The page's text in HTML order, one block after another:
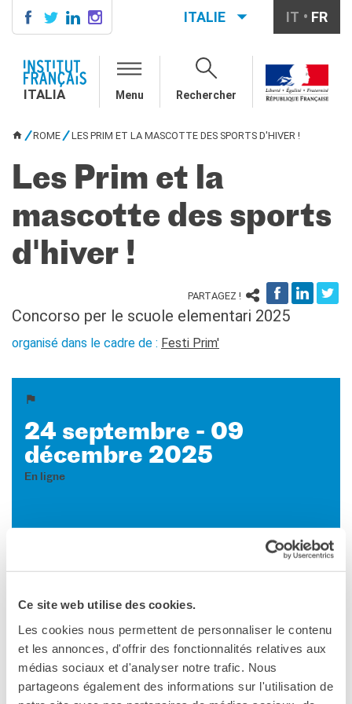
Ce site web utilise des cookies.
Les cookies nous permettent de personnaliser le contenu
et les annonces, d'offrir des fonctionnalités relatives aux
médias sociaux et d'analyser notre trafic. Nous
partageons également des informations sur l'utilisation de
ÉCOLE & UNIVERSITÉ
Étudier en France
LE PALAIS FARNÈSE
QUI SOMMES-NOUS ?
Contacts
Offres d'emplois/stages
RECHERCHER
ITALIE IT FR
ITALIA Menu Rechercher
ROME LES PRIM ET LA MASCOTTE DES SPORTS D'HIVER !
Les Prim et la
mascotte des sports
d'hiver !
PARTAGEZ !
Concorso per le scuole elementari 2025
organisé dans le cadre de : Festi Prim'
24 septembre - 09
décembre 2025
En ligne